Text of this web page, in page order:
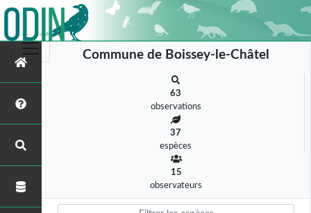
Commune de Boissey-le-Châtel
63
observations
37
espèces
15
observateurs